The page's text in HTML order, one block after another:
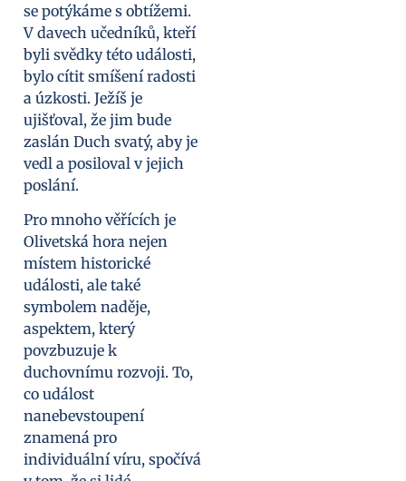
se potýkáme s obtížemi.
V davech učedníků, kteří
byli svědky této události,
bylo cítit smíšení radosti
a úzkosti. Ježíš je
ujišťoval, že jim bude
zaslán Duch svatý, aby je
vedl a posiloval v jejich
poslání.
Pro mnoho věřících je
Olivetská hora nejen
místem historické
události, ale také
symbolem naděje,
aspektem, který
povzbuzuje k
duchovnímu rozvoji. To,
co událost
nanebevstoupení
znamená pro
individuální víru, spočívá